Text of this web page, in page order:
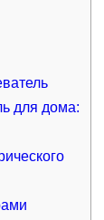
для дома: